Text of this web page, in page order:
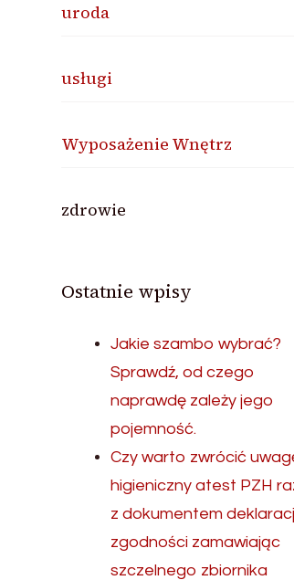
uroda
usługi
Wyposażenie Wnętrz
zdrowie
Ostatnie wpisy
Jakie szambo wybrać?
Sprawdź, od czego
naprawdę zależy jego
pojemność.
Czy warto zwrócić
higieniczny atest PZH
z dokumentem
zgodności zamawiając
szczelnego zbiornika